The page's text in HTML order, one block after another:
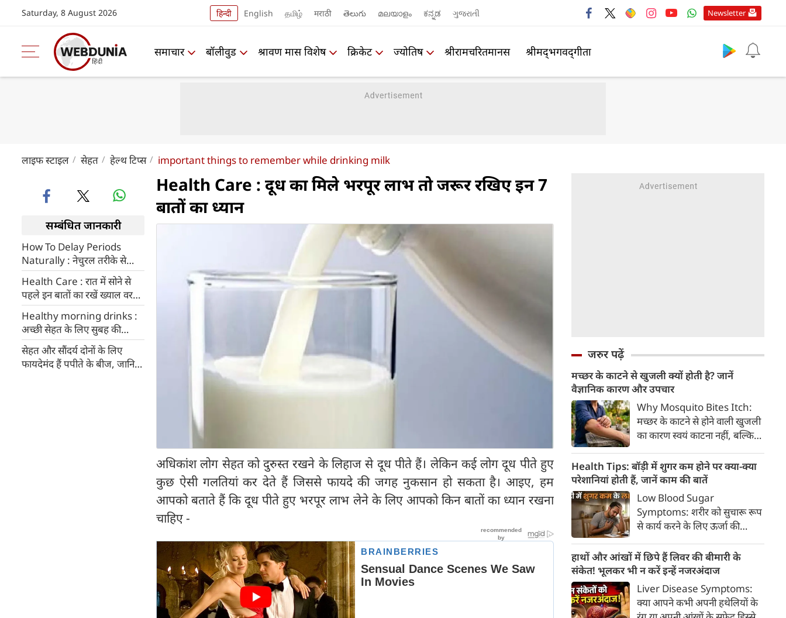
Saturday, 8 August 2026 हिन्दी English தமிழ் मराठी తెలుగు മലയാളം ಕನ್ನಡ ગુજરાતી Newsletter
समाचार बॉलीवुड श्रावण मास विशेष क्रिकेट ज्योतिष श्रीरामचरितमानस श्रीमद्‍भगवद्‍गीता
लाइफ स्‍टाइल सेहत हेल्थ टिप्स important things to remember while drinking milk
सम्बंधित जानकारी
How To Delay Periods
Naturally : नेचुरल तरीके से
पीरियड्स टालने के लिए अपनाएं
घरेलू उपाय
Health Care : रात में सोने से
पहले इन बातों का रखें ख्याल वरना
सेहत को होगा नुकसान
Healthy morning drinks :
अच्छी सेहत के लिए सुबह की
शुरुआत करें इन तीन चीजों से,
जरूर जानें
सेहत और सौंदर्य दोनों के लिए
फायदेमंद हैं पपीते के बीज, जानिए
Health Care : दूध का मिले भरपूर लाभ तो जरूर रखिए इन 7
बातों का ध्यान
अधिकांश लोग सेहत को दुरुस्त रखने के लिहाज से दूध पीते हैं। लेकिन कई लोग दूध पीते हुए
कुछ ऐसी गलतियां कर देते हैं जिससे फायदे की जगह नुकसान हो सकता है। आइए, हम
आपको बताते हैं कि दूध पीते हुए भरपूर लाभ लेने के लिए आपको किन बातों का ध्यान रखना
चाहिए -
जरुर पढ़ें
मच्छर के काटने से खुजली क्यों होती है? जानें
वैज्ञानिक कारण और उपचार
Why Mosquito Bites Itch:
मच्छर के काटने से होने वाली खुजली
का कारण स्वयं काटना नहीं, बल्कि
प्रतिरक्षा प्रतिक्रिया है। हिस्टामिन के
निकलने से त्वचा पर लालिमा, सूजन
और खुजली होती है। यहां जानिए
मच्छर के काटने से खुजली क्यों होती
है, इसके पीछे का वैज्ञानिक कारण
क्या है, हिस्टामिन की क्या भूमिका
होती है और खुजली से राहत पाने के
प्रभावी घरेलू व चिकित्सीय उपाय।
Health Tips: बॉड़ी में शुगर कम होने पर क्या-क्या
परेशानियां होती हैं, जानें काम की बातें
Low Blood Sugar
Symptoms: शरीर को सुचारू रूप
से कार्य करने के लिए ऊर्जा की
का प्रमुख स्रोत ग्लूकोज यानी ब्लड
शुगर है। जब शरीर में ब्लड शुगर का
स्तर सामान्य से कम हो जाता है, तो
इस स्थिति को हाइपोग्लाइसीमिया
(Hypoglycemia) कहा जाता है।
हाथों और आंखों में छिपे हैं लिवर की बीमारी के
संकेत! भूलकर भी न करें इन्हें नजरअंदाज
Liver Disease Symptoms:
क्या आपने कभी अपनी हथेलियों के